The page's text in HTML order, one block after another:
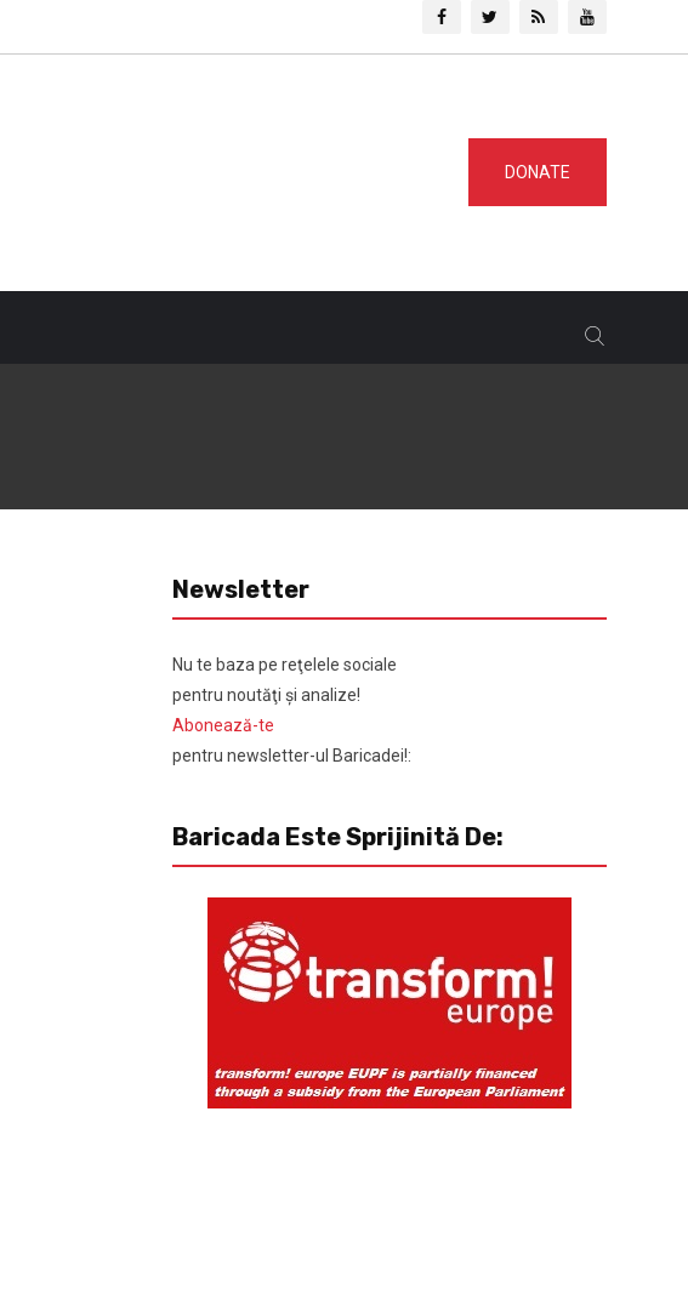
DONATE
Newsletter
Nu te baza pe reţelele sociale
pentru noutăţi şi analize!
Abonează-te
pentru newsletter-ul Baricadei!:
Baricada Este Sprijinită De: